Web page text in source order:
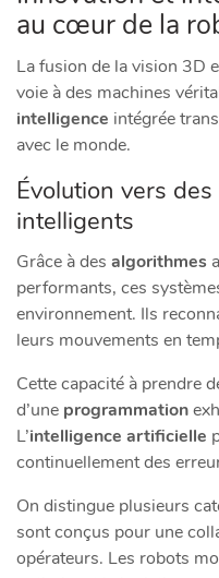
au cœur de la
La fusion de la vision 3D
voie à des machines
intelligence intégrée
avec le monde.
Évolution vers
intelligents
Grâce à des algorithmes
performants, ces
environnement. Ils
leurs mouvements en
Cette capacité à prendre
d’une programmation
L’intelligence artificielle
continuellement des
On distingue plusieurs
sont conçus pour une
opérateurs. Les robots